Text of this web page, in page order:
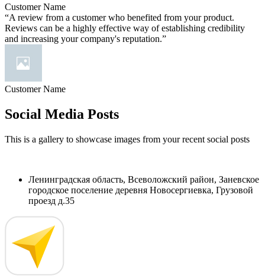
Customer Name
“A review from a customer who benefited from your product.
Reviews can be a highly effective way of establishing credibility
and increasing your company's reputation.”
Customer Name
Social Media Posts
This is a gallery to showcase images from your recent social posts
Ленинградская область, Всеволожский район, Заневское
городское поселение деревня Новосергиевка, Грузовой
проезд д.35